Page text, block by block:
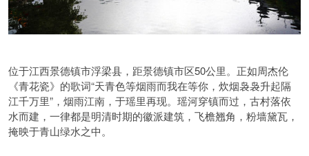
位于江西景德镇市浮梁县，距景德镇市区50公里。正如周杰伦
《青花瓷》的歌词“天青色等烟雨而我在等你，炊烟袅袅升起隔
江千万里”，烟雨江南，于瑶里再现。瑶河穿镇而过，古村落依
水而建，一律都是明清时期的徽派建筑，飞檐翘角，粉墙黛瓦，
掩映于青山绿水之中。